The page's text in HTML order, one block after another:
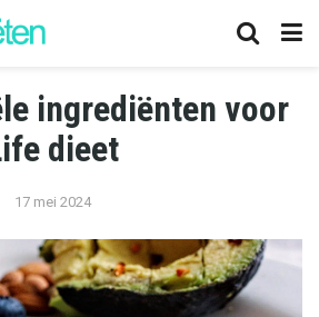
ingrediënten voor
dieet
17 mei 2024